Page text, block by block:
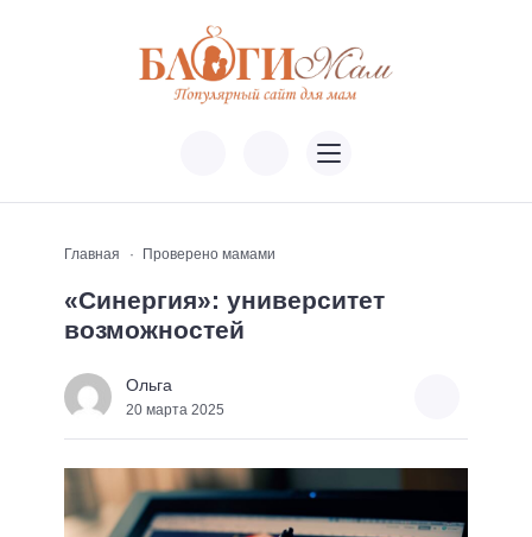
Главная Проверено мамами
«Синергия»: университет
возможностей
Ольга
20 марта 2025